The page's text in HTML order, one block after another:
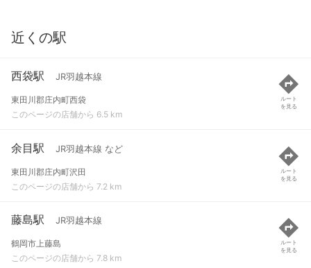
近くの駅
西袋駅 JR羽越本線
東田川郡庄内町西袋
このページの店舗から 6.5 km
ルート
を見る
余目駅 JR羽越本線 など
東田川郡庄内町沢田
このページの店舗から 7.2 km
ルート
を見る
藤島駅 JR羽越本線
鶴岡市上藤島
このページの店舗から 7.8 km
ルート
を見る